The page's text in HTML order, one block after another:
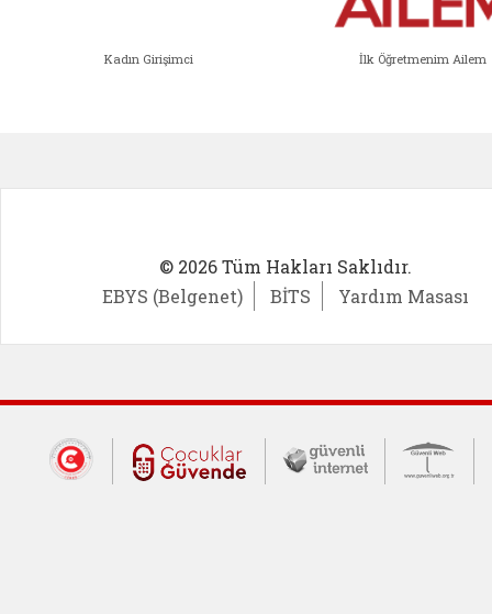
Kadın Girişimci İlk Öğretmenim Ailem
© 2026 Tüm Hakları Saklıdır.
EBYS (Belgenet)
BİTS Yardım Masası
Dış Bağlantılar
Cumhurbaşkanlığı İletişim Merkezi
Çocuklar Güvende (yeni
Güvenli